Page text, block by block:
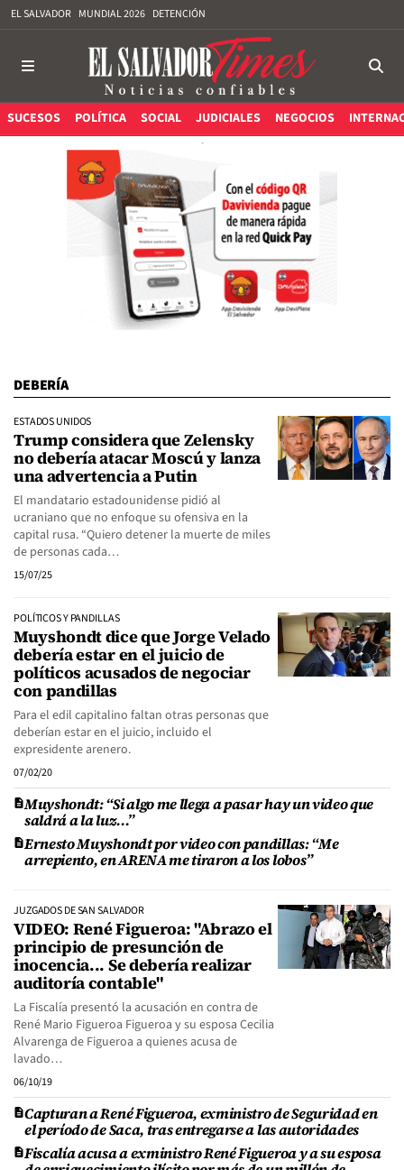
EL SALVADOR MUNDIAL 2026 DETENCIÓN
SUCESOS POLÍTICA SOCIAL JUDICIALES NEGOCIOS
DEBERÍA
ESTADOS UNIDOS
Trump considera que Zelensky
no debería atacar Moscú y lanza
una advertencia a Putin
El mandatario estadounidense pidió al
ucraniano que no enfoque su ofensiva en la
capital rusa. “Quiero detener la muerte de miles
de personas cada…
15/07/25
POLÍTICOS Y PANDILLAS
Muyshondt dice que Jorge Velado
debería estar en el juicio de
políticos acusados de negociar
con pandillas
Para el edil capitalino faltan otras personas que
deberían estar en el juicio, incluido el
expresidente arenero.
07/02/20
Muyshondt: “Si algo me llega a pasar hay un video que
saldrá a la luz...”
Ernesto Muyshondt por video con pandillas: “Me
arrepiento, en ARENA me tiraron a los lobos”
JUZGADOS DE SAN SALVADOR
VIDEO: René Figueroa: "Abrazo el
principio de presunción de
inocencia... Se debería realizar
auditoría contable"
La Fiscalía presentó la acusación en contra de
René Mario Figueroa Figueroa y su esposa Cecilia
Alvarenga de Figueroa a quienes acusa de
lavado…
06/10/19
Capturan a René Figueroa, exministro de Seguridad en
el período de Saca, tras entregarse a las autoridades
Fiscalía acusa a exministro René Figueroa y a su esposa